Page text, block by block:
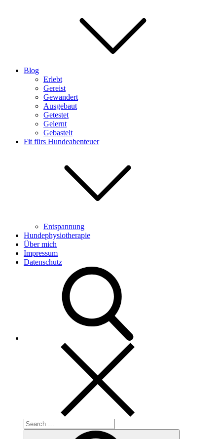
Blog
Erlebt
Gereist
Gewandert
Ausgebaut
Getestet
Gelernt
Gebastelt
Fit fürs Hundeabenteuer
Entspannung
Hundephysiotherapie
Über mich
Impressum
Datenschutz
Search
for: